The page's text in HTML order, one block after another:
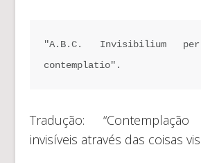
"A.B.C. Invisibilium
contemplatio".
Tradução:
invisíveis através das coisas